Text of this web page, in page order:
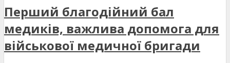
Перший благодійний бал
медиків, важлива допомога для
військової медичної бригади